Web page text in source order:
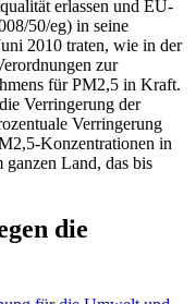
erlassen und EU-
50/eg) in seine
2010 traten, wie in der
zur
für PM2,5 in Kraft.
Verringerung der
Verringerung
Konzentrationen in
ganzen Land, das bis
die